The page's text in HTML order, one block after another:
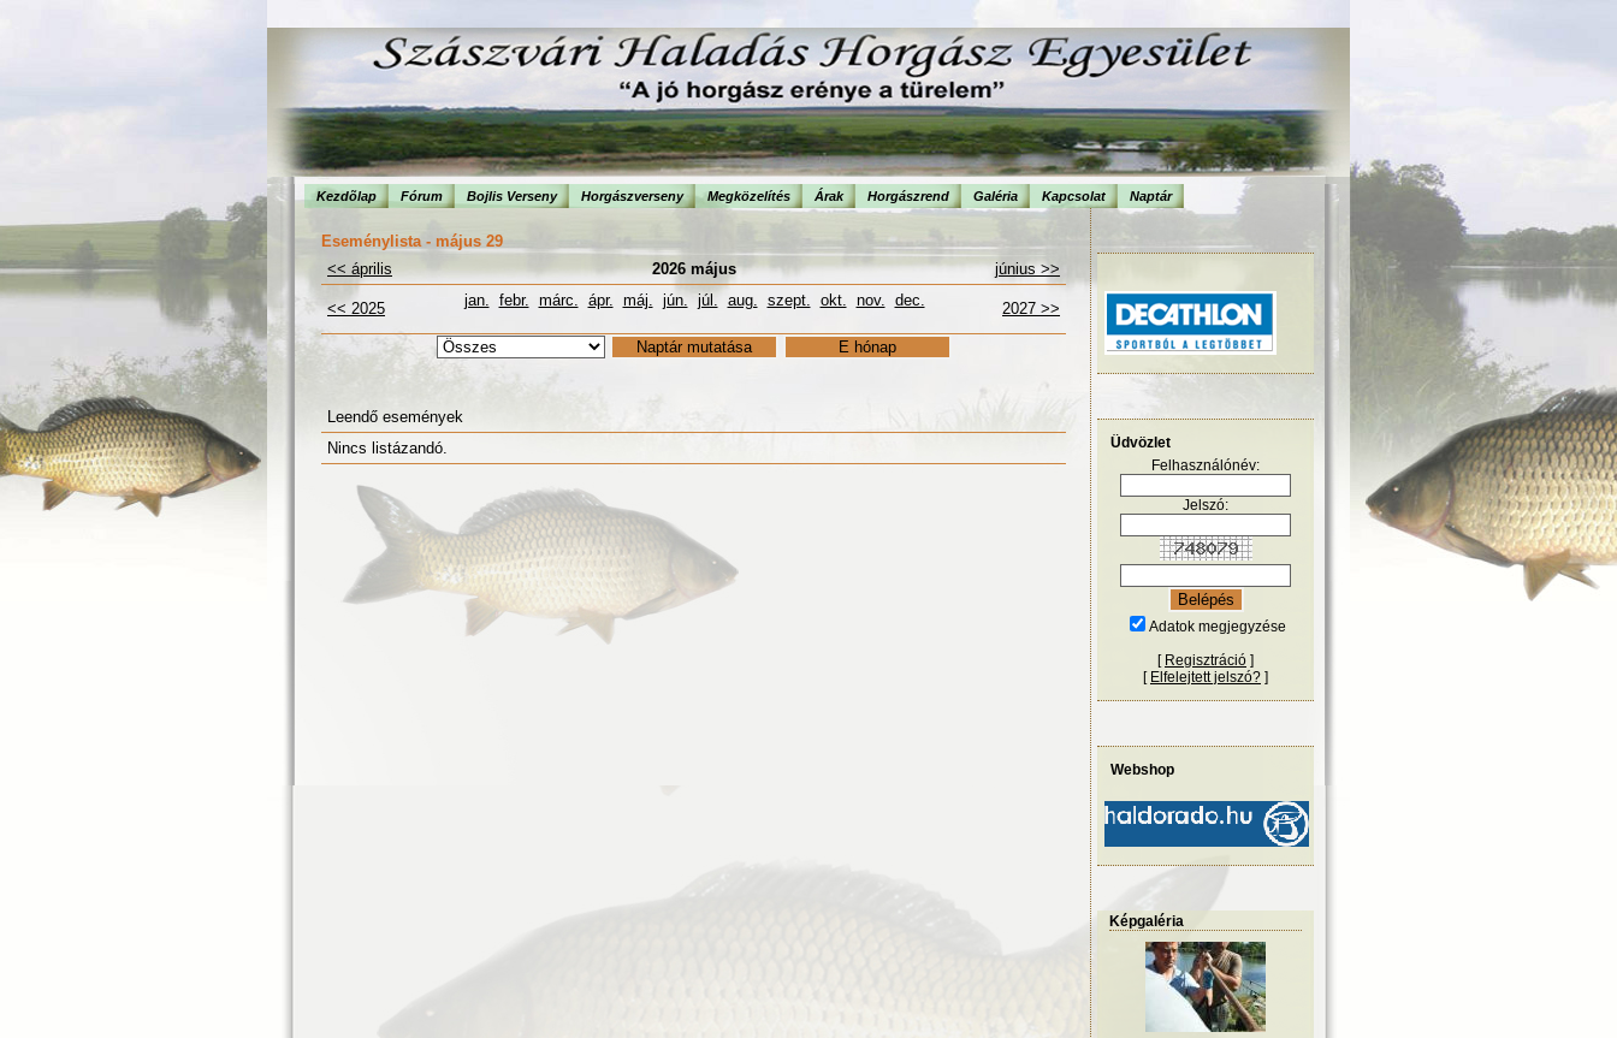
Kezdõlap Fórum Bojlis Verseny Horgászverseny Megközelítés Árak Horgászrend Galéria Kapcsolat Naptár
Eseménylista - május 29
<< április
2026 május június >>
<< 2025 jan. febr. márc. ápr. máj. jún. júl. aug. szept. okt. nov. dec. 2027 >>
Leendő események
Nincs listázandó.
Üdvözlet
Felhasználónév:
Jelszó:
Adatok megjegyzése
[ Regisztráció ]
[ Elfelejtett jelszó? ]
Webshop
Képgaléria